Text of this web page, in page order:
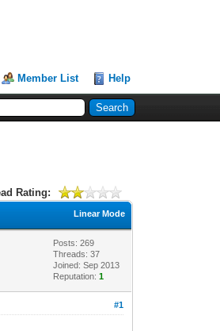
Member List Help
Rating:
Linear Mode
Posts: 269
Threads: 37
Joined: Sep 2013
Reputation:1
#1